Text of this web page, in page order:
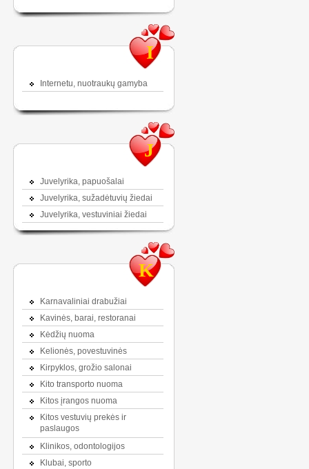
I
Internetu, nuotraukų gamyba
J
Juvelyrika, papuošalai
Juvelyrika, sužadėtuvių žiedai
Juvelyrika, vestuviniai žiedai
K
Karnavaliniai drabužiai
Kavinės, barai, restoranai
Kėdžių nuoma
Kelionės, povestuvinės
Kirpyklos, grožio salonai
Kito transporto nuoma
Kitos įrangos nuoma
Kitos vestuvių prekės ir
paslaugos
Klinikos, odontologijos
Klubai, sporto